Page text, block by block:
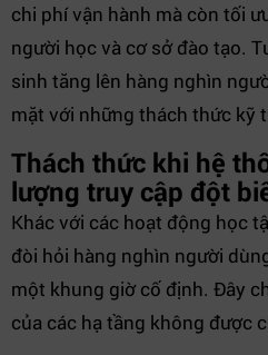
chi phí vận hành mà còn tối
người học và cơ sở đào tạo.
sinh tăng lên hàng nghìn
mặt với những thách thức kỹ
Thách thức khi hệ
lượng truy cập đột
Khác với các hoạt động học
đòi hỏi hàng nghìn người
một khung giờ cố định. Đây
của các hạ tầng không được